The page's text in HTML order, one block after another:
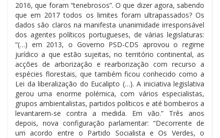
2016, que foram “tenebrosos”. O que dizer agora, sabendo
que em 2017 todos os limites foram ultrapassados? Os
dados são claros na manifesta unanimidade irresponsável
dos agentes políticos portugueses, de várias legislaturas:
“(…) em 2013, o Governo PSD-CDS aprovou o regime
jurídico a que estão sujeitas, no território continental, as
acções de arborização e rearborização com recurso a
espécies florestais, que também ficou conhecido como a
Lei da liberalização do Eucalipto (…). A iniciativa legislativa
gerou uma enorme polémica, com vários especialistas,
grupos ambientalistas, partidos políticos e até bombeiros a
levantarem-se contra a medida. Em vão.” Três anos
depois, nova configuração parlamentar: “Decorrente de
um acordo entre o Partido Socialista e Os Verdes, o